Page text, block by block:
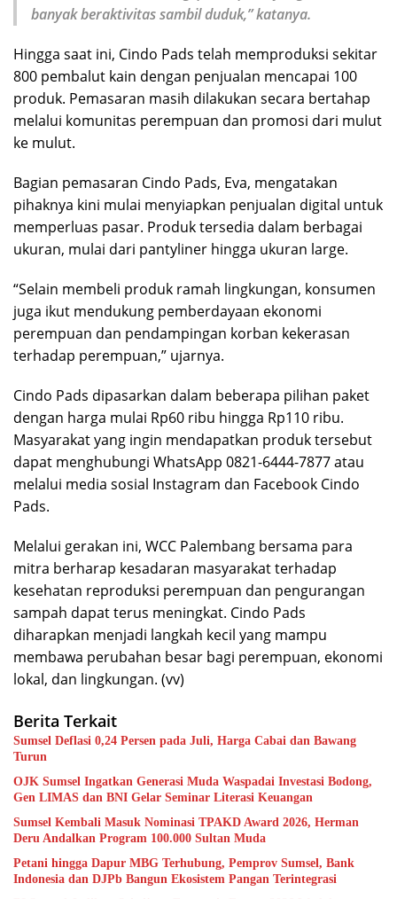
banyak beraktivitas sambil duduk,” katanya.
Hingga saat ini, Cindo Pads telah memproduksi sekitar
800 pembalut kain dengan penjualan mencapai 100
produk. Pemasaran masih dilakukan secara bertahap
melalui komunitas perempuan dan promosi dari mulut
ke mulut.
Bagian pemasaran Cindo Pads, Eva, mengatakan
pihaknya kini mulai menyiapkan penjualan digital untuk
memperluas pasar. Produk tersedia dalam berbagai
ukuran, mulai dari pantyliner hingga ukuran large.
“Selain membeli produk ramah lingkungan, konsumen
juga ikut mendukung pemberdayaan ekonomi
perempuan dan pendampingan korban kekerasan
terhadap perempuan,” ujarnya.
Cindo Pads dipasarkan dalam beberapa pilihan paket
dengan harga mulai Rp60 ribu hingga Rp110 ribu.
Masyarakat yang ingin mendapatkan produk tersebut
dapat menghubungi WhatsApp 0821-6444-7877 atau
melalui media sosial Instagram dan Facebook Cindo
Pads.
Melalui gerakan ini, WCC Palembang bersama para
mitra berharap kesadaran masyarakat terhadap
kesehatan reproduksi perempuan dan pengurangan
sampah dapat terus meningkat. Cindo Pads
diharapkan menjadi langkah kecil yang mampu
membawa perubahan besar bagi perempuan, ekonomi
lokal, dan lingkungan. (vv)
Berita Terkait
Sumsel Deflasi 0,24 Persen pada Juli, Harga Cabai dan Bawang
Turun
OJK Sumsel Ingatkan Generasi Muda Waspadai Investasi Bodong,
Gen LIMAS dan BNI Gelar Seminar Literasi Keuangan
Sumsel Kembali Masuk Nominasi TPAKD Award 2026, Herman
Deru Andalkan Program 100.000 Sultan Muda
Petani hingga Dapur MBG Terhubung, Pemprov Sumsel, Bank
Indonesia dan DJPb Bangun Ekosistem Pangan Terintegrasi